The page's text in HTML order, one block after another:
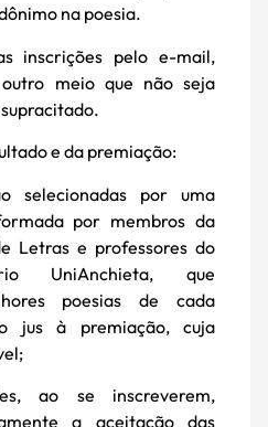
na poesia.
inscrições pelo e-mail,
meio que não seja
e da premiação:
selecionadas por uma
por membros da
Letras e professores do
UniAnchieta, que
poesias de cada
jus à premiação, cuja
ao se inscreverem,
a aceitação das